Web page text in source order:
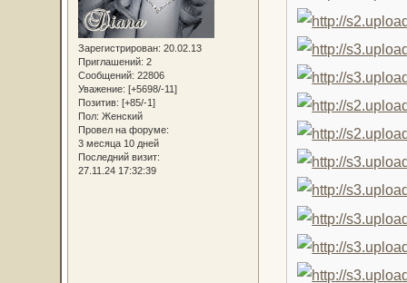
Зарегистрирован: 20.02.13
Приглашений: 2
Сообщений: 22806
Уважение: [+5698/-11]
Позитив: [+85/-1]
Пол: Женский
Провел на форуме:
3 месяца 10 дней
Последний визит:
27.11.24 17:32:39